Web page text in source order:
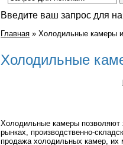
Введите ваш запрос для
Главная » Холодильные камеры
Холодильные
Холодильные камеры позволяют
рынках, производственно-
продажа холодильных камер, их